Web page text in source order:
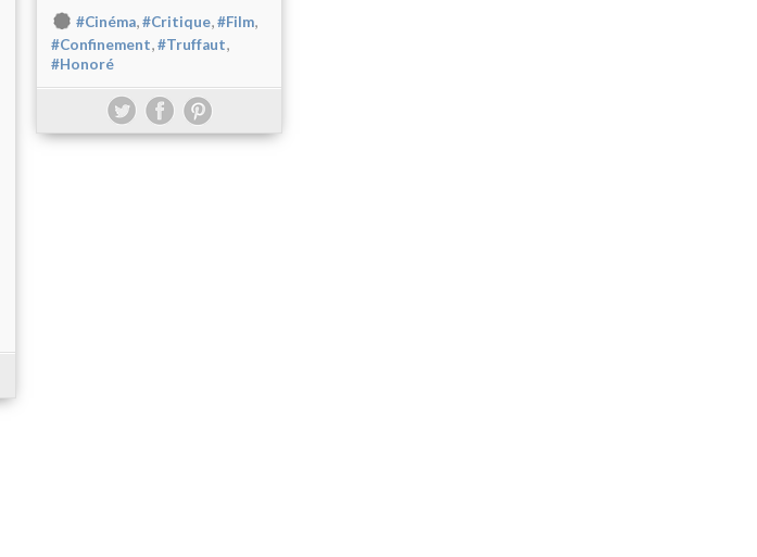
#Cinéma,#Critique,#Film,
#Confinement,#Truffaut,
#Honoré